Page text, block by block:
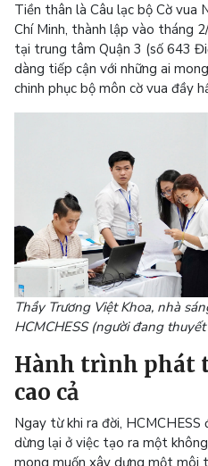
Tiền thân là Câu lạc bộ Cờ vua
Chí Minh, thành lập vào tháng
tại trung tâm Quận 3 (số 643
dàng tiếp cận với những ai
chinh phục bộ môn cờ vua đầy
Thầy Trương Việt Khoa, nhà
HCMCHESS (người đang
Hành trình phát
cao cả
Ngay từ khi ra đời, HCMCHESS
dừng lại ở việc tạo ra một
mong muốn xây dựng một môi